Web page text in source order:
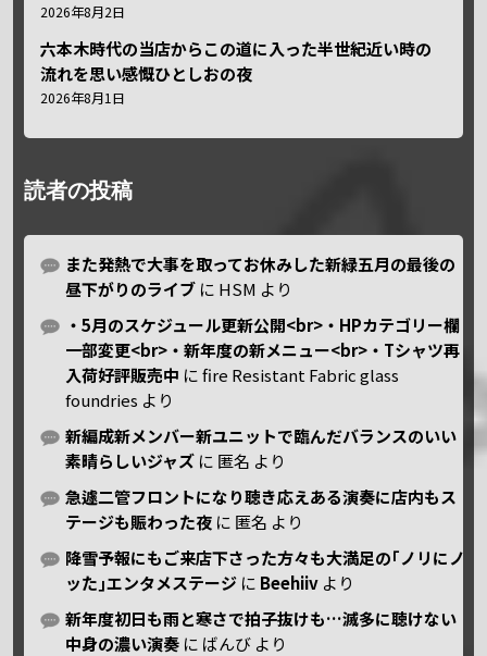
2026年8月2日
六本木時代の当店からこの道に入った半世紀近い時の
流れを思い感慨ひとしおの夜
2026年8月1日
読者の投稿
また発熱で大事を取ってお休みした新緑五月の最後の
昼下がりのライブ に HSM より
・5月のスケジュール更新公開<br>・HPカテゴリー欄
一部変更<br>・新年度の新メニュー<br>・Tシャツ再
入荷好評販売中 にfire Resistant Fabric glass
foundries より
新編成新メンバー新ユニットで臨んだバランスのいい
素晴らしいジャズ に 匿名 より
急遽二管フロントになり聴き応えある演奏に店内もス
テージも賑わった夜 に 匿名 より
降雪予報にもご来店下さった方々も大満足の｢ノリにノ
ッた｣エンタメステージ に Beehiiv より
新年度初日も雨と寒さで拍子抜けも…滅多に聴けない
中身の濃い演奏 に ばんび より